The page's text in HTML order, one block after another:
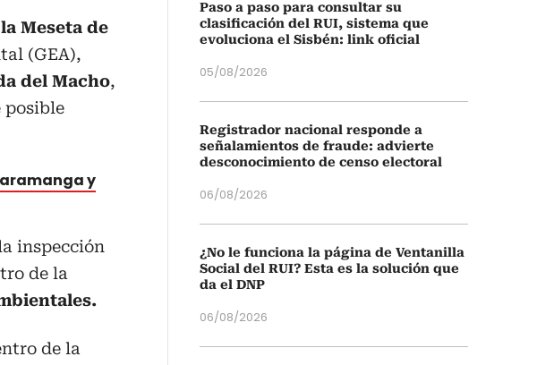
Meseta de
(GEA),
del Macho,
posible
y
inspección
de la
de la
Paso a paso para consultar su
clasificación del RUI, sistema que
evoluciona el Sisbén: link oficial
05/08/2026
Registrador nacional responde a
señalamientos de fraude: advierte
desconocimiento de censo electoral
06/08/2026
¿No le funciona la página de Ventanilla
Social del RUI? Esta es la solución que
da el DNP
06/08/2026